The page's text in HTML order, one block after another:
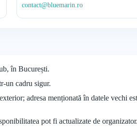
contact@bluemarin.ro
în București.
un cadru sigur.
adresa menționată în datele vechi
pot fi actualizate de organizator.